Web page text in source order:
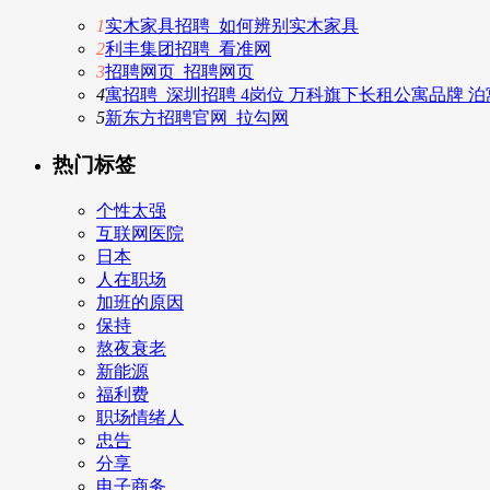
1实木家具招聘_如何辨别实木家具
2利丰集团招聘_看准网
3招聘网页_招聘网页
4寓招聘_深圳招聘 4岗位 万科旗下长租公寓品牌 泊
5新东方招聘官网_拉勾网
热门标签
个性太强
互联网医院
日本
人在职场
加班的原因
保持
熬夜衰老
新能源
福利费
职场情绪人
忠告
分享
电子商务